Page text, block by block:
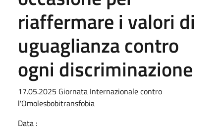
riaffermare i valori di
uguaglianza contro
ogni discriminazione
17.05.2025 Giornata Internazionale contro
l'Omolesbobitransfobia
Data :